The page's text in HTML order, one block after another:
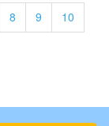
8 9 10